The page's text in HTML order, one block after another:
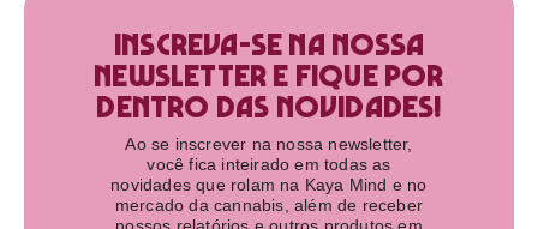
Inscreva-se na nossa
newsletter e fique por
dentro das novidades!​
Ao se inscrever na nossa newsletter,
você fica inteirado em todas as
novidades que rolam na Kaya Mind e no
mercado da cannabis, além de receber